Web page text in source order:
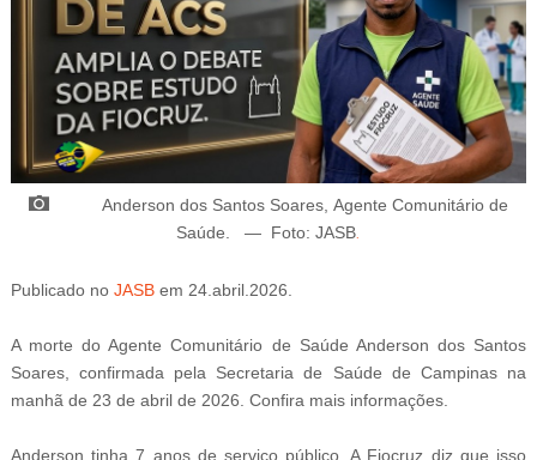
Anderson dos Santos Soares, Agente Comunitário de
Saúde
— Foto: JASB
Publicado no JASB em 24.abril.2026.
A morte do Agente Comunitário de Saúde Anderson dos Santos
Soares, confirmada pela Secretaria de Saúde de Campinas na
manhã de 23 de abril de 2026. Confira mais informações.
Anderson tinha 7 anos de serviço público. A Fiocruz diz que isso